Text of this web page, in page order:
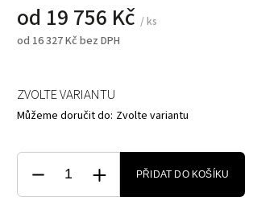
od 19 756 Kč / ks
od 16 327 Kč bez DPH
ZVOLTE VARIANTU
Můžeme doručit do: Zvolte variantu
PŘIDAT DO KOŠÍKU